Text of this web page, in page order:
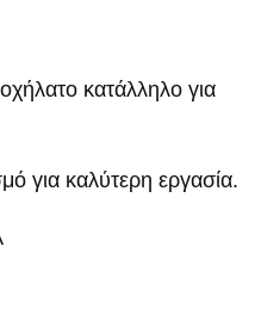
κατάλληλο για
για καλύτερη εργασία.